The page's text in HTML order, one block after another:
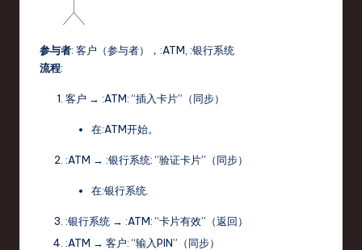
参与者: 客户 （参与者）， :ATM :银行系统
流程:
客户 → :ATM: “插入卡片”（同步）
在:ATM开始。
:ATM → :银行系统: “验证卡片”（同步）
在:银行系统
:银行系统 → :ATM: “卡片有效”（返回）
:ATM → 客户: “输入PIN”（同步）